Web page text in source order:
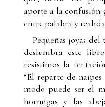
aporte a la confusión
entre palabra y
Pequeñas joyas
deslumbra este
resistimos la
“El reparto de
modo puede ser el
hormigas y las